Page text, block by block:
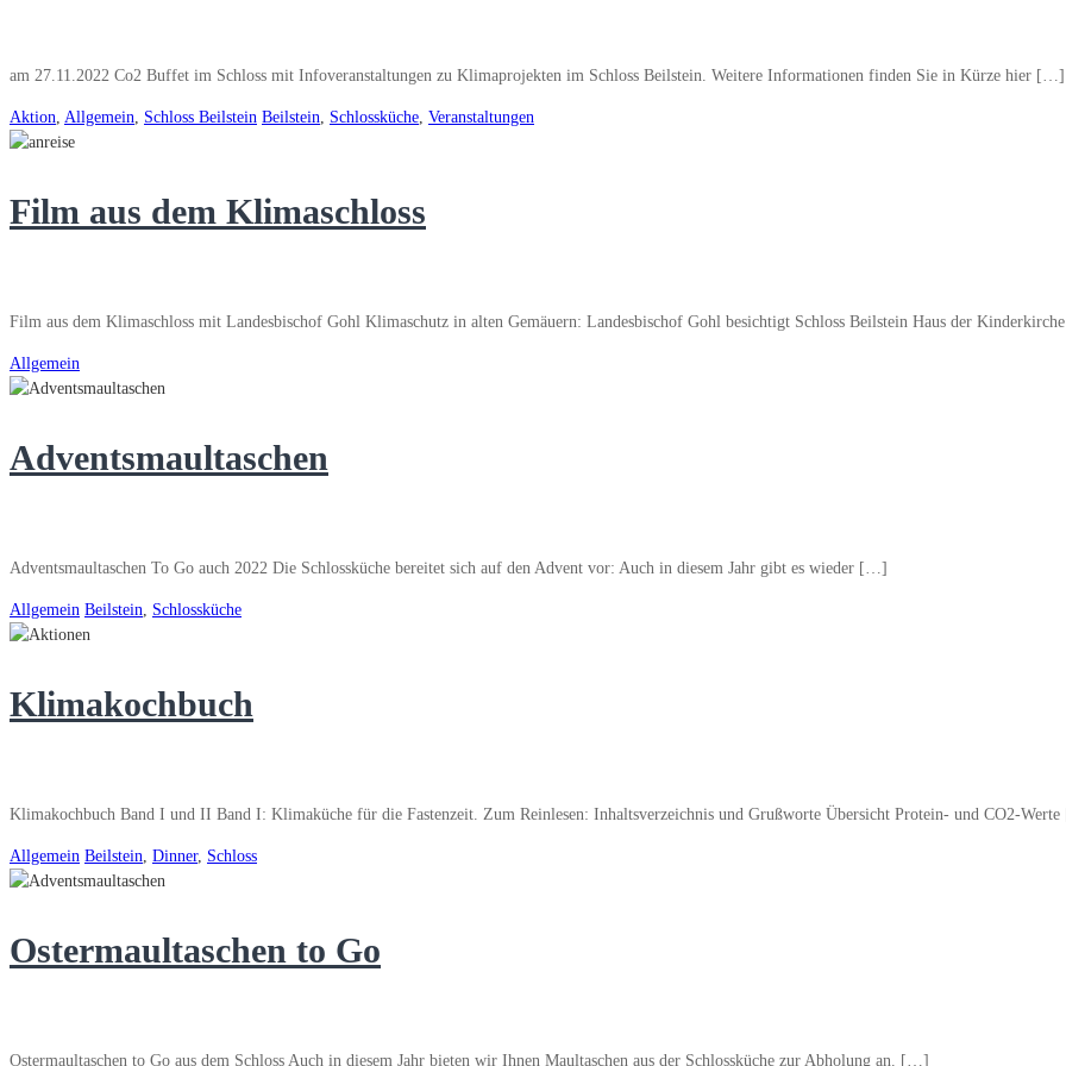
am 27.11.2022 Co2 Buffet im Schloss mit Infoveranstaltungen zu Klimaprojekten im Schloss Beilstein. Weitere Informationen finden Sie in Kürze hier […]
Aktion, Allgemein, Schloss Beilstein Beilstein, Schlossküche, Veranstaltungen
Film aus dem Klimaschloss
Film aus dem Klimaschloss mit Landesbischof Gohl Klimaschutz in alten Gemäuern: Landesbischof Gohl besichtigt Schloss Beilstein Haus der
Allgemein
Adventsmaultaschen
Adventsmaultaschen To Go auch 2022 Die Schlossküche bereitet sich auf den Advent vor: Auch in diesem Jahr gibt es wieder […]
Allgemein Beilstein, Schlossküche
Klimakochbuch
Klimakochbuch Band I und II Band I: Klimaküche für die Fastenzeit. Zum Reinlesen: Inhaltsverzeichnis und Grußworte Übersicht Protein- und CO2-
Allgemein Beilstein Dinner, Schloss
Ostermaultaschen to Go
Ostermaultaschen to Go aus dem Schloss Auch in diesem Jahr bieten wir Ihnen Maultaschen aus der Schlossküche zur Abholung an. […]